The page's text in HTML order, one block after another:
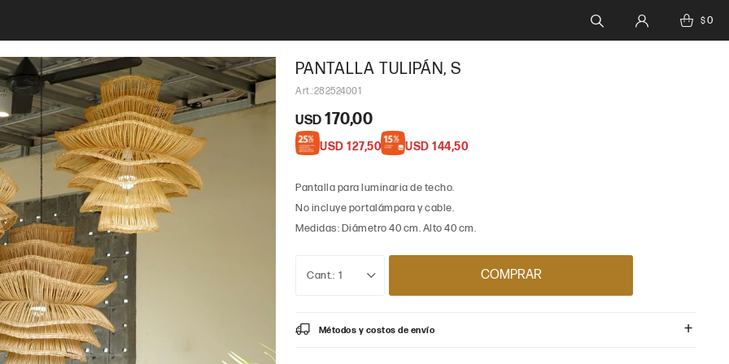
$0
PANTALLA TULIPÁN, S
282524001
USD 170,00
USD 127,50 USD 144,50
Pantalla para luminaria de techo.
No incluye portalámpara y cable.
Medidas: Diámetro 40 cm. Alto 40 cm.
1 COMPRAR
Métodos y costos de envío